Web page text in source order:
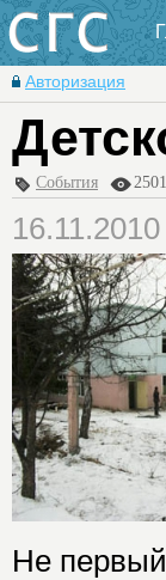
Авторизация
События 2501
16.11.2010
Не первый